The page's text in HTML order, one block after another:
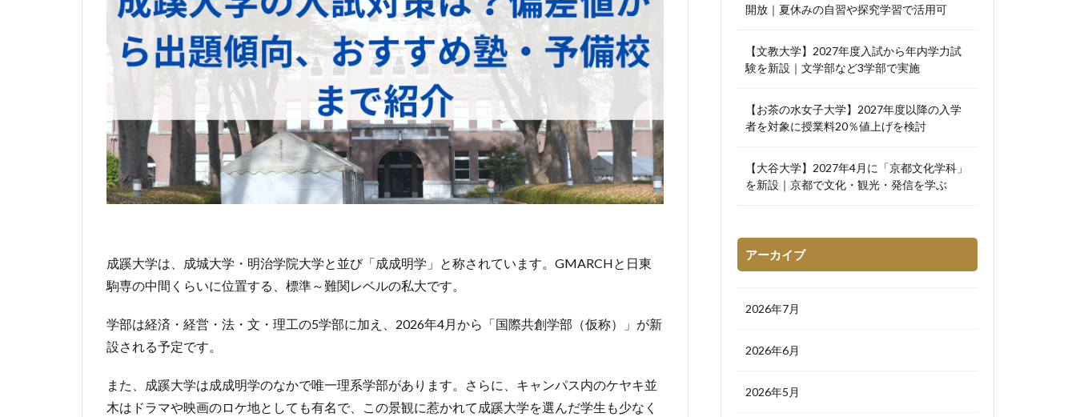
成蹊大学は、成城大学・明治学院大学と並び「成成明学」と称されています。GMARCHと日東
駒専の中間くらいに位置する、標準～難関レベルの私大です。
学部は経済・経営・法・文・理工の5学部に加え、2026年4月から「国際共創学部（仮称）」が新
設される予定です。
また、成蹊大学は成成明学のなかで唯一理系学部があります。さらに、キャンパス内のケヤキ並
木はドラマや映画のロケ地としても有名で、この景観に惹かれて成蹊大学を選んだ学生も少なく
開放｜夏休みの自習や探究学習で活用可
【文教大学】2027年度入試から年内学力試
験を新設｜文学部など3学部で実施
【お茶の水女子大学】2027年度以降の入学
者を対象に授業料20％値上げを検討
【大谷大学】2027年4月に「京都文化学科」
を新設｜京都で文化・観光・発信を学ぶ
アーカイブ
2026年7月
2026年6月
2026年5月